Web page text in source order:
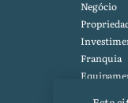
Negócio
Franquia